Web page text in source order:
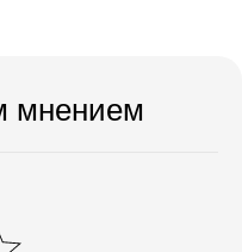
мнением